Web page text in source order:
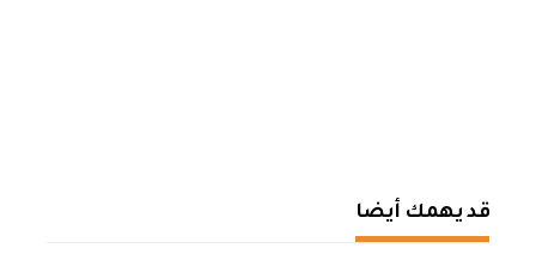
قد يهمك أيضا